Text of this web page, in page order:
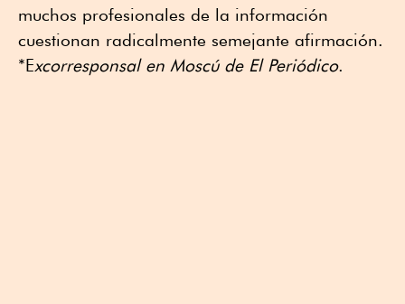
muchos profesionales de la información
cuestionan radicalmente semejante afirmación.
*Excorresponsal en Moscú de El Periódico.